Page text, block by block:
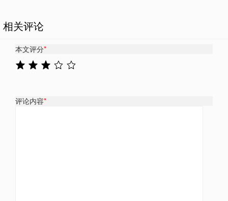
相关评论
本文评分*
评论内容*